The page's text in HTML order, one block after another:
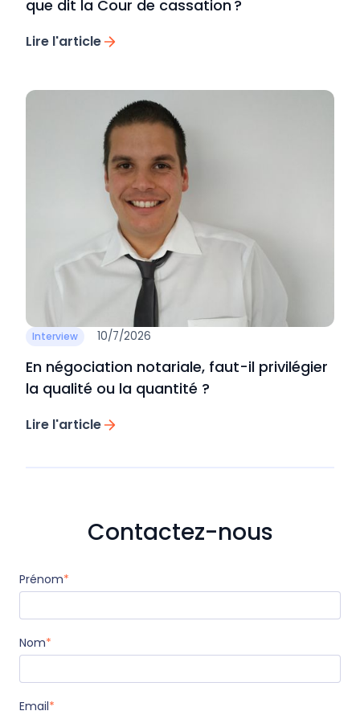
que dit la Cour de cassation ?
Lire l'article
Interview 10/7/2026
En négociation notariale, faut-il privilégier
la qualité ou la quantité ?
Lire l'article
Contactez-nous
Prénom*
Nom*
Email*